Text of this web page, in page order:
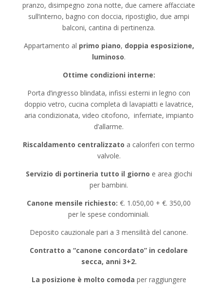
pranzo, disimpegno zona notte, due camere affacciate
sull’interno, bagno con doccia, ripostiglio, due ampi
balconi, cantina di pertinenza.
Appartamento al primo piano, doppia esposizione,
luminoso.
Ottime condizioni interne:
Porta d’ingresso blindata, infissi esterni in legno con
doppio vetro, cucina completa di lavapiatti e lavatrice,
aria condizionata, video citofono, inferriate, impianto
d’allarme.
Riscaldamento centralizzato a caloriferi con termo
valvole.
Servizio di portineria tutto il giorno e area giochi
per bambini.
Canone mensile richiesto:€. 1.050,00 + €. 350,00
per le spese condominiali.
Deposito cauzionale pari a 3 mensilità del canone.
Contratto a “canone concordato” in cedolare
secca, anni 3+2.
La posizione è molto comoda per raggiungere